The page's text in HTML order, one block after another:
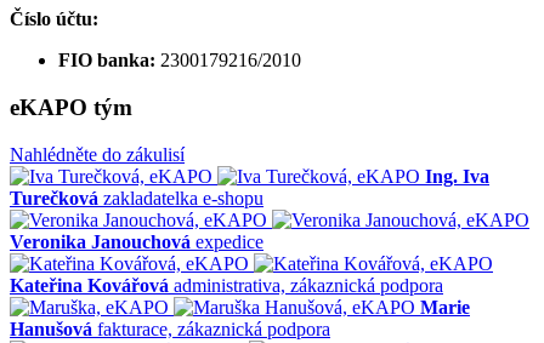
Číslo účtu:
FIO banka: 2300179216/2010
eKAPO tým
Nahlédněte do zákulisí
Ing. Iva
Turečková zakladatelka e-shopu
Veronika Janouchová expedice
Kateřina Kovářová administrativa, zákaznická podpora
Marie
Hanušová fakturace, zákaznická podpora